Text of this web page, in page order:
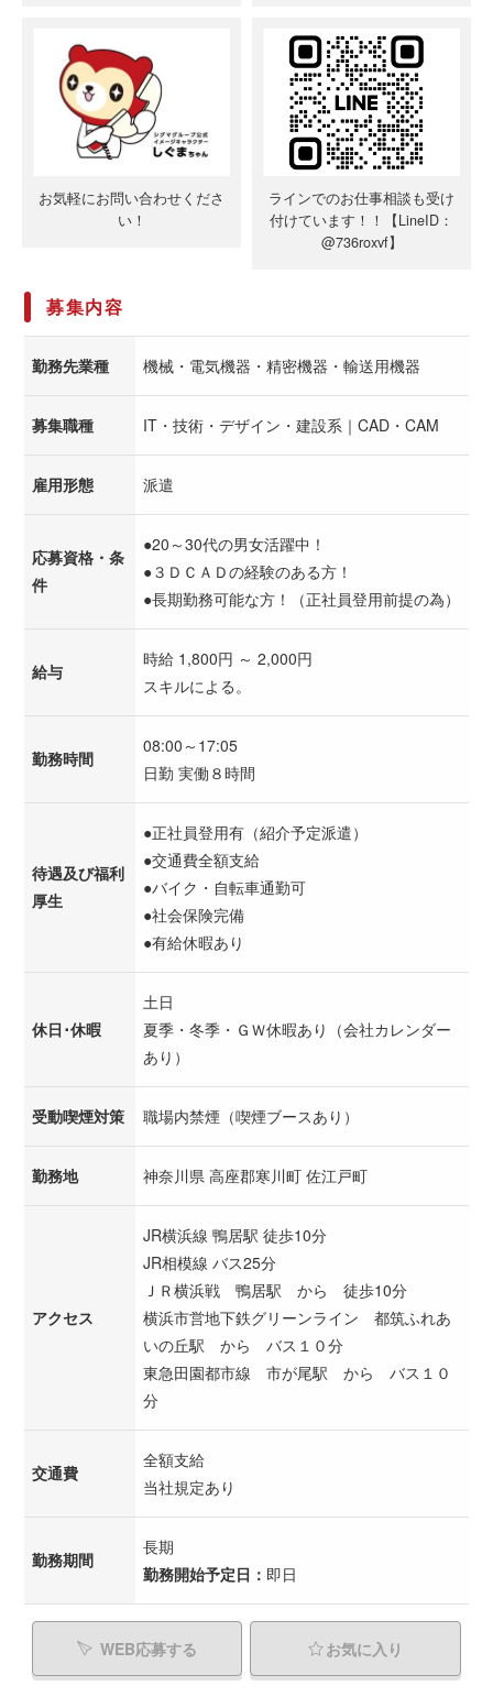
お気軽にお問い合わせくださ
い！
ラインでのお仕事相談も受け
付けています！！【LineID：
@736roxvf】
募集内容
勤務先業種 機械・電気機器・精密機器・輸送用機器
募集職種 IT・技術・デザイン・建設系｜CAD・CAM
雇用形態 派遣
応募資格・条
件
●20～30代の男女活躍中！
●３ＤＣＡＤの経験のある方！
●長期勤務可能な方！（正社員登用前提の為）
給与
時給 1,800円 ～ 2,000円
スキルによる。
勤務時間
08:00～17:05
日勤 実働８時間
待遇及び福利
厚生
●正社員登用有（紹介予定派遣）
●交通費全額支給
●バイク・自転車通勤可
●社会保険完備
●有給休暇あり
休日･休暇
土日
夏季・冬季・ＧＷ休暇あり（会社カレンダー
あり）
受動喫煙対策 職場内禁煙（喫煙ブースあり）
勤務地 神奈川県 高座郡寒川町 佐江戸町
アクセス
JR横浜線 鴨居駅 徒歩10分
JR相模線 バス25分
ＪＲ横浜戦 鴨居駅 から 徒歩10分
横浜市営地下鉄グリーンライン 都筑ふれあ
いの丘駅 から バス１０分
東急田園都市線 市が尾駅 から バス１０
分
交通費
全額支給
当社規定あり
勤務期間
長期
勤務開始予定日： 即日
WEB応募する お気に入り